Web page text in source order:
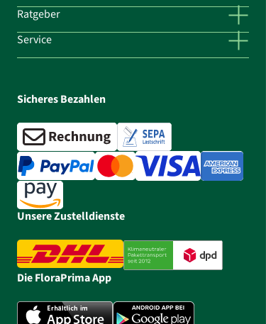
Ratgeber
Service
Sicheres Bezahlen
Unsere Zustelldienste
Die FloraPrima App